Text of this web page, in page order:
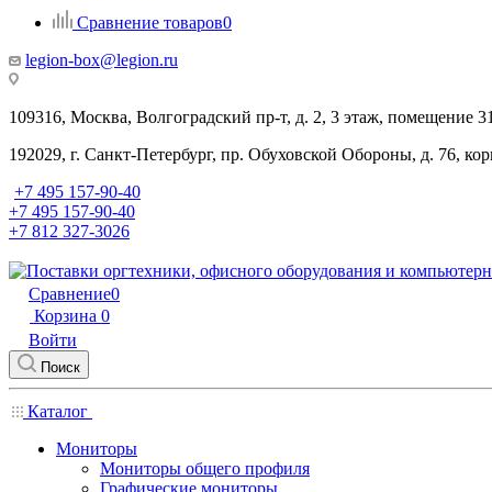
Сравнение товаров0
legion-box@legion.ru
109316, Москва, Волгоградский пр-т, д. 2, 3 этаж, помещение
192029, г. Санкт-Петербург, пр. Обуховской Обороны, д. 76,
+7 495 157-90-40
+7 495 157-90-40
+7 812 327-3026
Сравнение0
Корзина 0
Войти
Поиск
Каталог
Мониторы
Мониторы общего профиля
Графические мониторы